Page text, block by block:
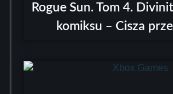
Rogue Sun. Tom 4.
komiksu – Cisza